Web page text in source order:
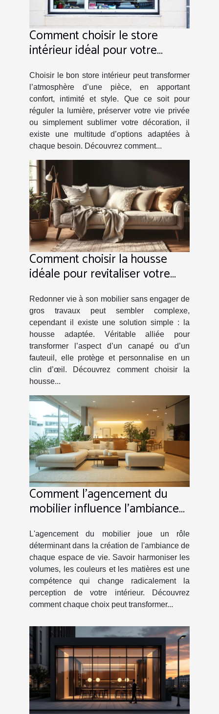
Comment choisir le store
intérieur idéal pour votre
Choisir le bon store intérieur peut transformer
l’atmosphère d’une pièce, en apportant
confort, intimité et style. Que ce soit pour
réguler la lumière, préserver votre vie privée
ou simplement sublimer votre décoration, il
existe une multitude d’options adaptées à
chaque besoin. Découvrez comment...
Comment choisir la housse
idéale pour revitaliser votre
Redonner vie à son mobilier sans engager de
gros travaux peut sembler complexe,
cependant il existe une solution simple : la
housse adaptée. Véritable alliée pour
transformer l’aspect d’un canapé ou d’un
fauteuil, elle protège et personnalise en un
clin d’œil. Découvrez comment choisir la
housse...
Comment l'agencement du
mobilier influence l'ambiance
L'agencement du mobilier joue un rôle
déterminant dans la création de l'ambiance de
chaque espace de vie. Savoir harmoniser les
volumes, les couleurs et les matières est une
compétence qui change radicalement la
perception de votre intérieur. Découvrez
comment chaque choix peut transformer...